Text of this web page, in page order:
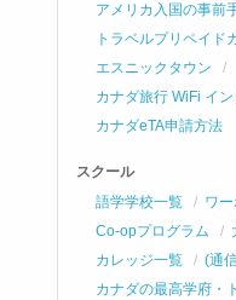
アメリカ入国の事前
トラベルプリペイド
エスニックタウン
カナダ旅行 WiFi イン
カナダeTA申請方法
スクール
語学学校一覧
ワ
Co-opプログラム
カレッジ一覧
(通
カナダの最高学府・